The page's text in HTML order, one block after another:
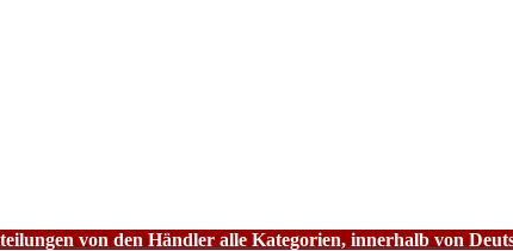
von den Händler alle Kategorien, innerhalb von